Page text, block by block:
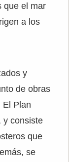
que el mar
a los
y
de obras
El Plan
y consiste
que
se